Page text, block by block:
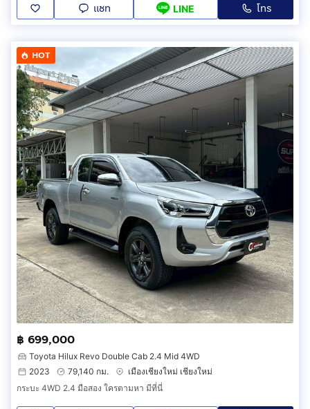
แชท LINE โทร
HOT
฿ 699,000
Toyota Hilux Revo Double Cab 2.4 Mid 4WD
2023
79,140 กม.
เมืองเชียงใหม่ เชียงใหม่
กระบะ 4WD 2.4 มือสอง ใครตามหา มีที่นี่